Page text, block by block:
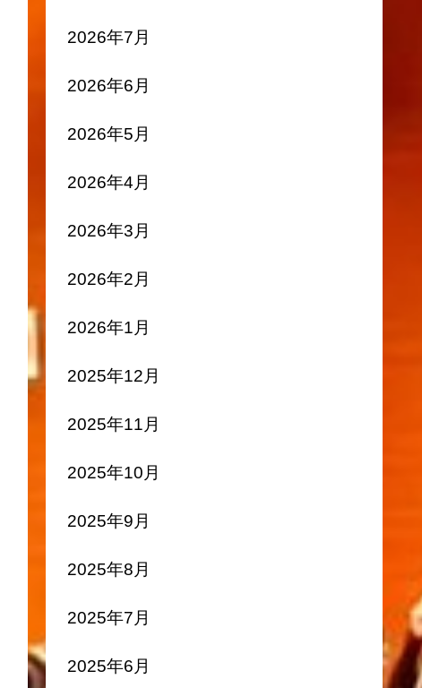
2026年7月
2026年6月
2026年5月
2026年4月
2026年3月
2026年2月
2026年1月
2025年12月
2025年11月
2025年10月
2025年9月
2025年8月
2025年7月
2025年6月